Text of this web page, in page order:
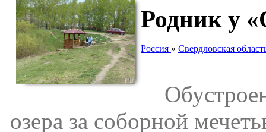
Родник у
Россия » Свердловская
озера за соборной